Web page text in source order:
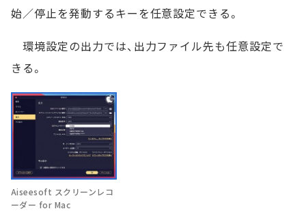
始／停止を発動するキーを任意設定できる。
環境設定の出力では、出力ファイル先も任意設定で
きる。
Aiseesoft スクリーンレコ
ーダー for Mac